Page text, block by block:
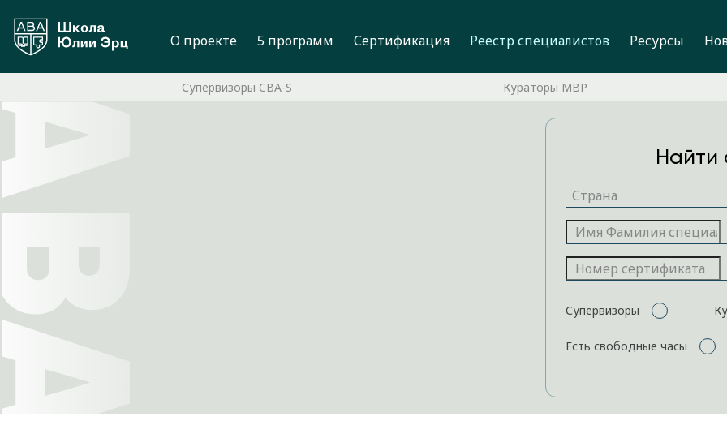
О проекте 5 программ Сертификация Реестр специалистов Ресурсы
Супервизоры CBA-S Кураторы MBP
Найти
Супервизоры
Есть свободные часы